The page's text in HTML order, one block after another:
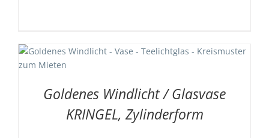
Goldenes Windlicht / Glasvase
KRINGEL, Zylinderform